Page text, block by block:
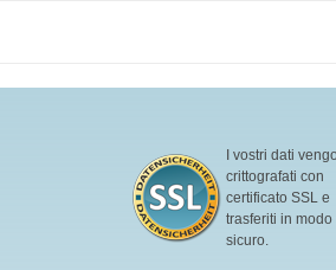
I vostri dati
crittografati con
certificato SSL e
trasferiti in modo
sicuro.